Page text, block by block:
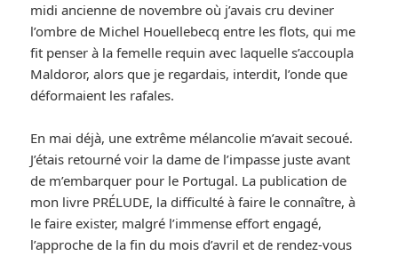
midi ancienne de novembre où j’avais cru deviner
l’ombre de Michel Houellebecq entre les flots, qui me
fit penser à la femelle requin avec laquelle s’accoupla
Maldoror, alors que je regardais, interdit, l’onde que
déformaient les rafales.
En mai déjà, une extrême mélancolie m’avait secoué.
J’étais retourné voir la dame de l’impasse juste avant
de m’embarquer pour le Portugal. La publication de
mon livre PRÉLUDE, la difficulté à faire le connaître, à
le faire exister, malgré l’immense effort engagé,
l’approche de la fin du mois d’avril et de rendez-vous